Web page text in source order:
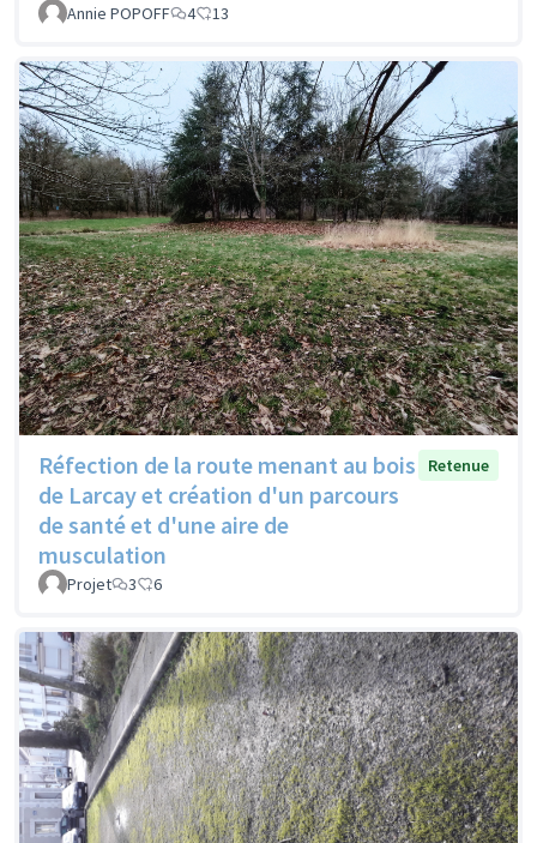
Annie POPOFF 4 13
Réfection de la route menant au bois
de Larcay et création d'un parcours
de santé et d'une aire de
musculation
Retenue
Projet 3 6